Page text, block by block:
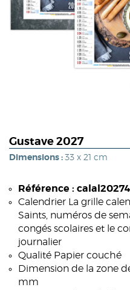
Gustave 2027
Dimensions : 33 x 21 cm
Référence :
Calendrier La grille
Saints, numéros de
congés scolaires et le
journalier
Qualité Papier couché
Dimension de la zone
mm